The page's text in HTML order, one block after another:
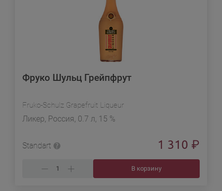
Фруко Шульц Грейпфрут
Fruko-Schulz Grapefruit Liqueur
Ликер, Россия, 0.7 л, 15 %
Standart 1 310 ₽
В корзину